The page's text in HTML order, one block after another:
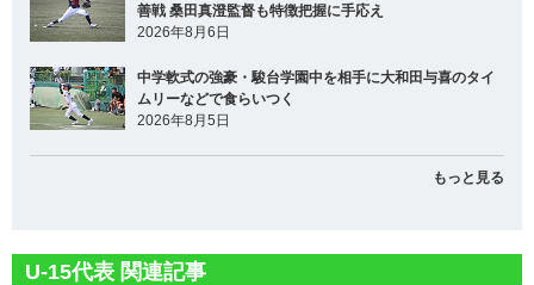
善戦 桑田真澄監督も特徴把握に手応え
2026年8月6日
中学軟式の強豪・駿台学園中を相手に大和田与喜のタイ
ムリーなどで食らいつく
2026年8月5日
もっと見る
U-15代表 関連記事